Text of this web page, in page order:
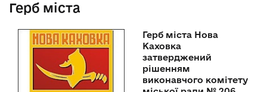
Герб міста
Герб міста Нова
Каховка
затверджений
рішенням
виконавчого комітету